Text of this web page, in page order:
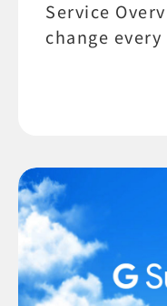
Service
change every